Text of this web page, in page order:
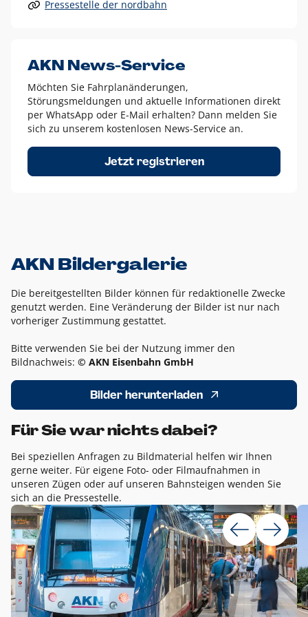
Alle anderen Logo-Varianten dürfen nur in Ausnahmefällen
Diese Ausnahmen sind zum Beispiel:
dem AKN Blau,
weißes Logo auf Fotohintergründen,
schwarzes Logo für reine Schwarz-Weiß-Umsetzungen
Um das Logo herum muss ein Schutzraum von jeweils einer
Höhe bzw. Breite des N aus AKN in alle Richtungen
Pressestelle der nordbahn
AKN News-Service
Möchten Sie Fahrplanänderungen,
Störungsmeldungen und aktuelle Informationen direkt
per WhatsApp oder E-Mail erhalten? Dann melden Sie
sich zu unserem kostenlosen News-Service an.
Jetzt registrieren
AKN Bildergalerie
Die bereitgestellten Bilder können für redaktionelle Zwecke
genutzt werden. Eine Veränderung der Bilder ist nur nach
vorheriger Zustimmung gestattet.
Bitte verwenden Sie bei der Nutzung immer den
Bildnachweis: © AKN Eisenbahn GmbH
Bilder herunterladen
Für Sie war nichts dabei?
Bei speziellen Anfragen zu Bildmaterial helfen wir Ihnen
gerne weiter. Für eigene Foto- oder Filmaufnahmen in
unseren Zügen oder auf unseren Bahnsteigen wenden Sie
sich an die Pressestelle.